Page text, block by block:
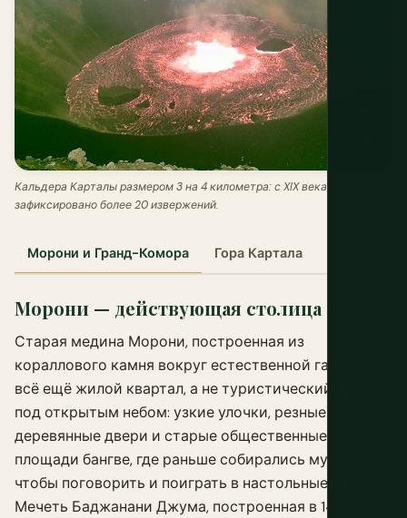
Кальдера Карталы размером 3 на 4 километра: с XIX века
зафиксировано более 20 извержений.
Морони и Гранд-Комора Гора Картала
Морони — действующая столица
Старая медина Морони, построенная из
кораллового камня вокруг естественной гавани, —
всё ещё жилой квартал, а не туристический музей
под открытым небом: узкие улочки, резные
деревянные двери и старые общественные
площади бангве, где раньше собирались мужчины,
чтобы поговорить и поиграть в настольные игры.
Мечеть Баджанани Джума, построенная в 1427 году